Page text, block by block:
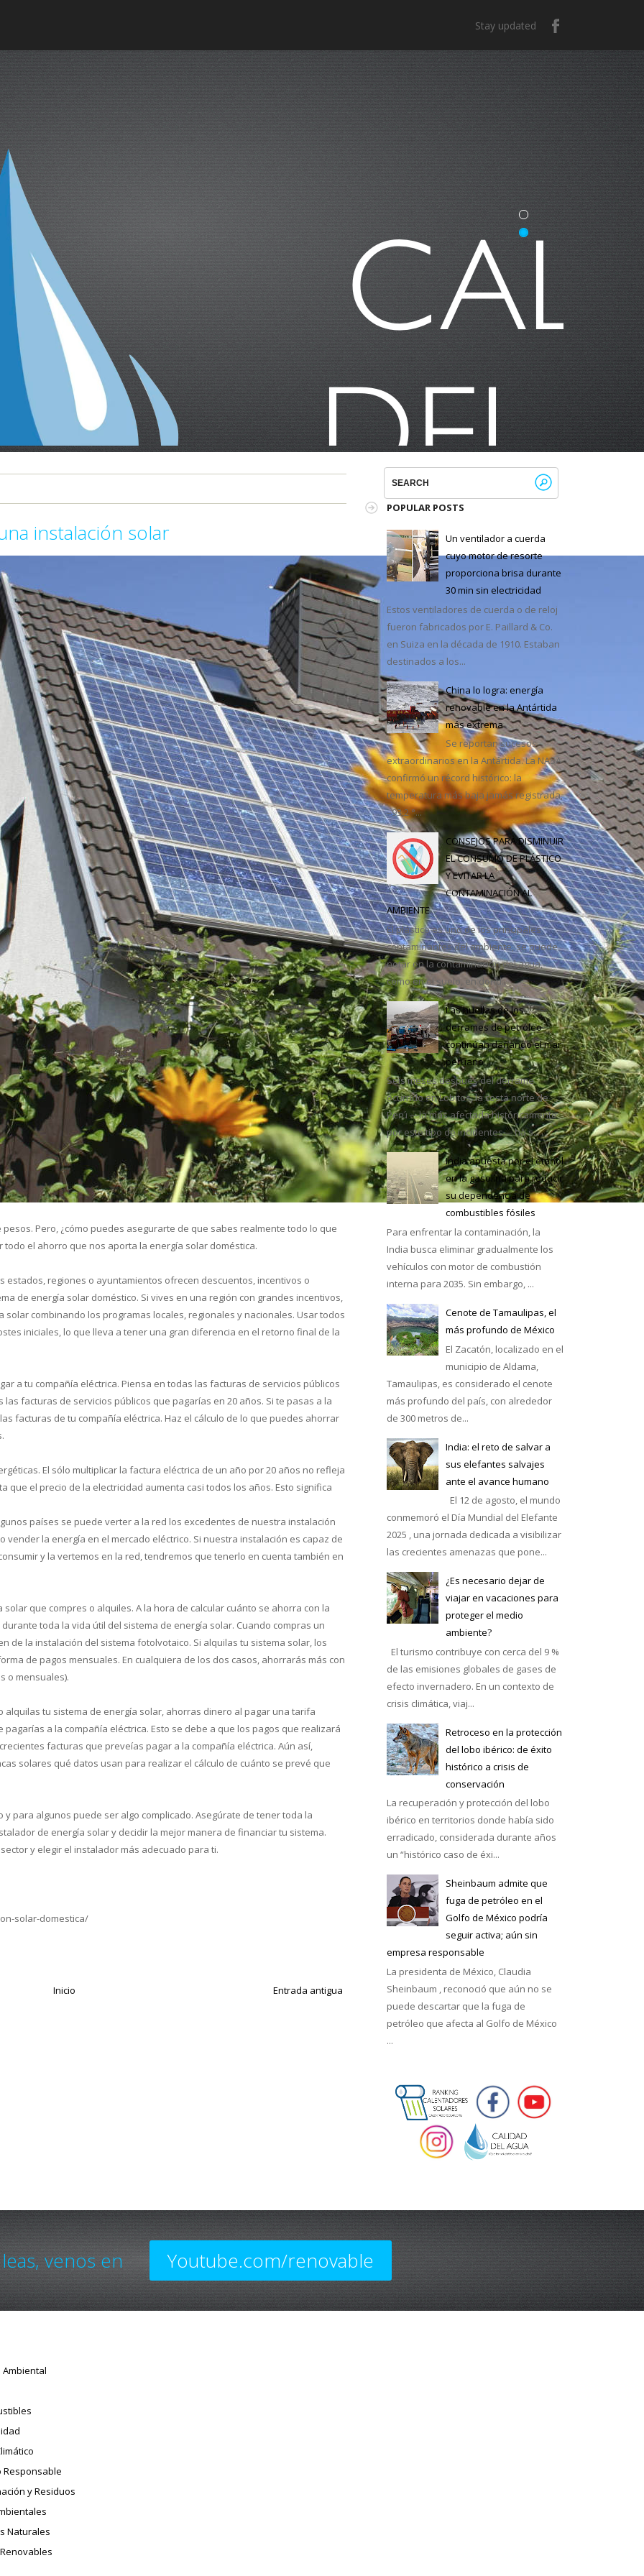
Stay updated
es el mejor calentador solar de México
que tan sana es el agua en tu casa
es el mejor calentador solar de México
instalación solar
Pero, ¿cómo puedes asegurarte de que sabes realmente todo lo que
el ahorro que nos aporta la energía solar doméstica.
estados, regiones o ayuntamientos ofrecen descuentos, incentivos o
de energía solar doméstico. Si vives en una región con grandes incentivos,
combinando los programas locales, regionales y nacionales. Usar todos
iniciales, lo que lleva a tener una gran diferencia en el retorno final de la
a tu compañía eléctrica. Piensa en todas las facturas de servicios públicos
facturas de servicios públicos que pagarías en 20 años. Si te pasas a la
facturas de tu compañía eléctrica. Haz el cálculo de lo que puedes ahorrar
El sólo multiplicar la factura eléctrica de un año por 20 años no refleja
el precio de la electricidad aumenta casi todos los años. Esto significa
países se puede verter a la red los excedentes de nuestra instalación
la energía en el mercado eléctrico. Si nuestra instalación es capaz de
y la vertemos en la red, tendremos que tenerlo en cuenta también en
que compres o alquiles. A la hora de calcular cuánto se ahorra con la
toda la vida útil del sistema de energía solar. Cuando compras un
de la instalación del sistema fotolvotaico. Si alquilas tu sistema solar, los
de pagos mensuales. En cualquiera de los dos casos, ahorrarás más con
o mensuales).
tu sistema de energía solar, ahorras dinero al pagar una tarifa
a la compañía eléctrica. Esto se debe a que los pagos que realizará
facturas que preveías pagar a la compañía eléctrica. Aún así,
solares qué datos usan para realizar el cálculo de cuánto se prevé que
para algunos puede ser algo complicado. Asegúrate de tener toda la
de energía solar y decidir la mejor manera de financiar tu sistema.
y elegir el instalador más adecuado para ti.
solar-domestica/
Entrada antigua
Inicio
POPULAR POSTS
Un ventilador a cuerda
cuyo motor de resorte
proporciona brisa durante
30 min sin electricidad
Estos ventiladores de cuerda o de reloj
fueron fabricados por E. Paillard & Co.
en Suiza en la década de 1910. Estaban
destinados a los...
China lo logra: energía
renovable en la Antártida
más extrema
Se reportan sucesos
extraordinarios en la Antártida. La NASA
confirmó un récord histórico: la
temperatura más baja jamás registrada,
–93,2 °...
CONSEJOS PARA DISMINUIR
EL CONSUMO DE PLÁSTICO
Y EVITAR LA
CONTAMINACIÓN AL
AMBIENTE
El plástico es uno de los principales
contaminantes del ambiente, se puede
notar en la contaminación del agua,
como en el suelo, en dond...
Las huellas de los
derrames de petróleo
continúan dañando el mar
peruano
Seis meses después del derrame
ocurrido en Lobitos, la costa norte de
Perú —la más afectada históricamente
por este tipo de incidentes— ha s...
India apuesta por el etanol
en la gasolina para reducir
su dependencia de
combustibles fósiles
Para enfrentar la contaminación, la
India busca eliminar gradualmente los
vehículos con motor de combustión
interna para 2035. Sin embargo, ...
Cenote de Tamaulipas, el
más profundo de México
El Zacatón, localizado en el
municipio de Aldama,
Tamaulipas, es considerado el cenote
más profundo del país, con alrededor
de 300 metros de...
India: el reto de salvar a
sus elefantes salvajes
ante el avance humano
El 12 de agosto, el mundo
conmemoró el Día Mundial del Elefante
2025 , una jornada dedicada a visibilizar
las crecientes amenazas que pone...
¿Es necesario dejar de
viajar en vacaciones para
proteger el medio
ambiente?
El turismo contribuye con cerca del 9 %
de las emisiones globales de gases de
efecto invernadero. En un contexto de
crisis climática, viaj...
Retroceso en la protección
del lobo ibérico: de éxito
histórico a crisis de
conservación
La recuperación y protección del lobo
ibérico en territorios donde había sido
erradicado, considerada durante años
un “histórico caso de éxi...
Sheinbaum admite que
fuga de petróleo en el
Golfo de México podría
seguir activa; aún sin
empresa responsable
La presidenta de México, Claudia
Sheinbaum , reconoció que aún no se
puede descartar que la fuga de
petróleo que afecta al Golfo de México
...
venos en Youtube.com/renovable
Ambiental
Responsable
y Residuos
Naturales